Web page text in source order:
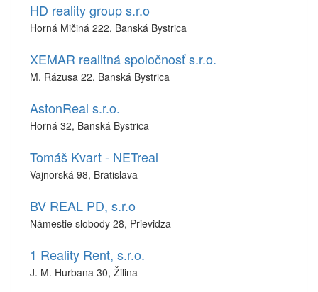
HD reality group s.r.o
Horná Mičiná 222, Banská Bystrica
XEMAR realitná spoločnosť s.r.o.
M. Rázusa 22, Banská Bystrica
AstonReal s.r.o.
Horná 32, Banská Bystrica
Tomáš Kvart - NETreal
Vajnorská 98, Bratislava
BV REAL PD, s.r.o
Námestie slobody 28, Prievidza
1 Reality Rent, s.r.o.
J. M. Hurbana 30, Žilina